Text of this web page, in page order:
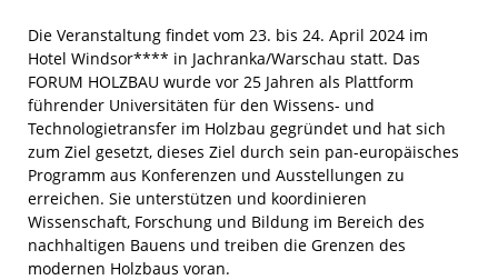
Die Veranstaltung findet vom 23. bis 24. April 2024 im
Hotel Windsor**** in Jachranka/Warschau statt. Das
FORUM HOLZBAU wurde vor 25 Jahren als Plattform
führender Universitäten für den Wissens- und
Technologietransfer im Holzbau gegründet und hat sich
zum Ziel gesetzt, dieses Ziel durch sein pan-europäisches
Programm aus Konferenzen und Ausstellungen zu
erreichen. Sie unterstützen und koordinieren
Wissenschaft, Forschung und Bildung im Bereich des
nachhaltigen Bauens und treiben die Grenzen des
modernen Holzbaus voran.